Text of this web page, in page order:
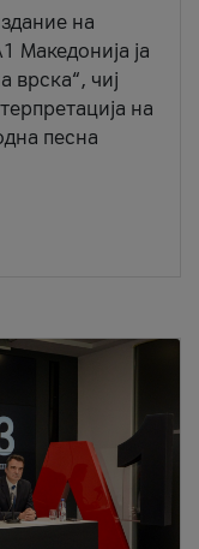
на
Македонија ја
врска“, чиј
на
песна